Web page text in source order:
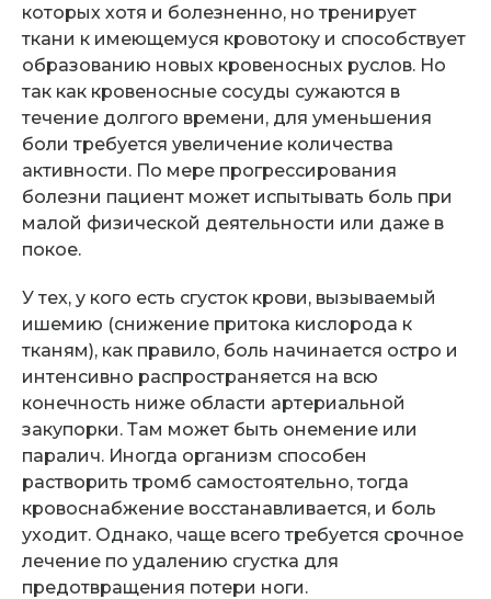
которых хотя и болезненно, но тренирует
ткани к имеющемуся кровотоку и способствует
образованию новых кровеносных руслов. Но
так как кровеносные сосуды сужаются в
течение долгого времени, для уменьшения
боли требуется увеличение количества
активности. По мере прогрессирования
болезни пациент может испытывать боль при
малой физической деятельности или даже в
покое.
У тех, у кого есть сгусток крови, вызываемый
ишемию (снижение притока кислорода к
тканям), как правило, боль начинается остро и
интенсивно распространяется на всю
конечность ниже области артериальной
закупорки. Там может быть онемение или
паралич. Иногда организм способен
растворить тромб самостоятельно, тогда
кровоснабжение восстанавливается, и боль
уходит. Однако, чаще всего требуется срочное
лечение по удалению сгустка для
предотвращения потери ноги.